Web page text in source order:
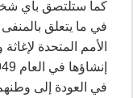
كما ستلتصق بأي
في ما يتعلق
في العودة إلى وطنهم. وفي الحقيقة، يتكون 70 في